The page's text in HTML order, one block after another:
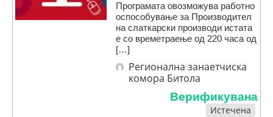
Програмата овозможува работно
оспособување за Производител
на слаткарски производи истата
е со времетраење од 220 часа од
[…]
Регионална занаетчиска
комора Битола
Верификувана
Истечена